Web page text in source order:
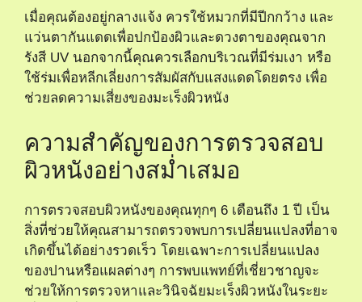
เมื่อคุณต้องอยู่กลางแจ้ง ควรใช้หมวกที่มีปีกกว้าง และ
แว่นตากันแดดเพื่อปกป้องผิวและดวงตาของคุณจาก
รังสี UV นอกจากนี้คุณควรเลือกบริเวณที่มีร่มเงา หรือ
ใช้ร่มเพื่อหลีกเลี่ยงการสัมผัสกับแสงแดดโดยตรง เพื่อ
ช่วยลดความเสี่ยงของมะเร็งผิวหนัง
ความสำคัญของการตรวจสอบ
ผิวหนังอย่างสม่ำเสมอ
การตรวจสอบผิวหนังของคุณทุกๆ 6 เดือนถึง 1 ปี เป็น
สิ่งที่ช่วยให้คุณสามารถตรวจพบการเปลี่ยนแปลงที่อาจ
เกิดขึ้นได้อย่างรวดเร็ว โดยเฉพาะการเปลี่ยนแปลง
ของปานหรือแผลต่างๆ การพบแพทย์ที่เชี่ยวชาญจะ
ช่วยให้การตรวจหาและวินิจฉัยมะเร็งผิวหนังในระยะ